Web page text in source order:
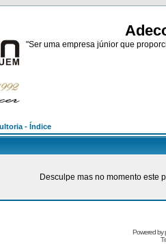
"Ser uma empresa júnior que
- Índice
Desculpe mas no momento este
Powered by